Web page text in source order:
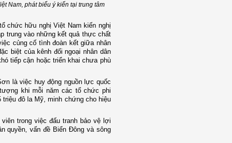
Nam, phát biểu ý kiến tại trung tâm
chức hữu nghị Việt Nam kiến nghị
trung vào những kết quả thực chất
củng cố tình đoàn kết giữa nhân
biệt của kênh đối ngoại nhân dân
tiếp cận hoặc triển khai chưa phù
là việc huy động nguồn lực quốc
khi mỗi năm các tổ chức phi
đô la Mỹ, minh chứng cho hiệu
trong việc đấu tranh bảo vệ lợi
quyền, vấn đề Biển Đông và sông